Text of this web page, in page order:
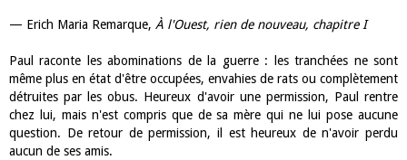
— Erich Maria Remarque, À l'Ouest, rien de nouveau, chapitre I
Paul raconte les abominations de la guerre : les tranchées ne sont
même plus en état d'être occupées, envahies de rats ou complètement
détruites par les obus. Heureux d'avoir une permission, Paul rentre
chez lui, mais n'est compris que de sa mère qui ne lui pose aucune
question. De retour de permission, il est heureux de n'avoir perdu
aucun de ses amis.